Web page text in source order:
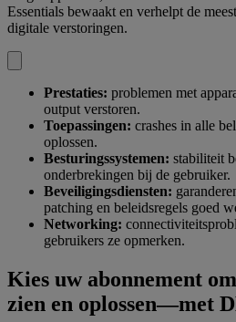
Essentials bewaakt en verhelpt de
digitale verstoringen.
Prestaties: problemen met
output verstoren.
Toepassingen: crashes in alle
oplossen.
Besturingssystemen: stabiliteit
onderbrekingen bij de gebruiker.
Beveiligingsdiensten:
patching en beleidsregels goed
Networking:
gebruikers ze opmerken.
Kies uw abonnement
zien en oplossen—met